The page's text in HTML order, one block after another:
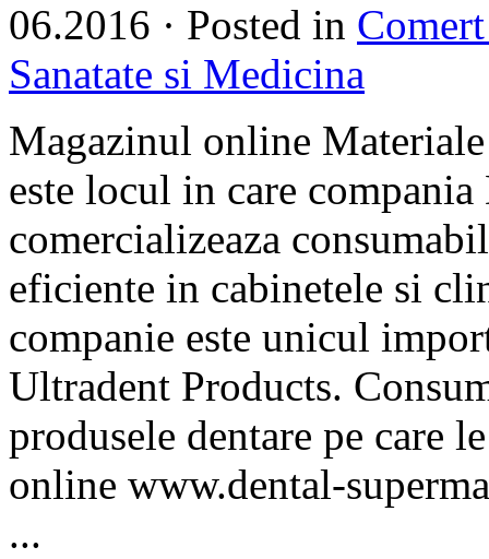
06.2016 · Posted in
Sanatate si Medicina
Magazinul online
este locul in care
comercializeaza
eficiente in cabinetele si
companie este unicul
Ultradent Products.
produsele dentare pe care
online www.dental-
...